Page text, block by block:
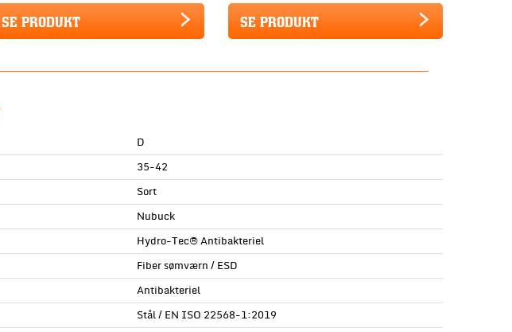
SE PRODUKT SE PRODUKT
D
35-42
Sort
Nubuck
Hydro-Tec® Antibakteriel
Fiber sømværn / ESD
Antibakteriel
Stål / EN ISO 22568-1:2019